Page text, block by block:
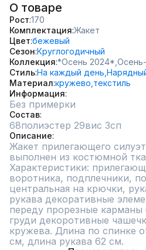
О товаре
Рост 170
Комплектация Жакет
Цвет бежевый
Сезон Круглогодичный
Коллекция *Осень 2024*,
СтильНа каждый день,
Материал кружево, текстиль
Информация
Без примерки
Состав
68полиэстер 29вис 3сп
Описание
Жакет прилегающего
выполнен из костюмной
Характеристики:
воротника, подплечники,
центральная на крючки,
рукава декоративные
переду прорезные карманы
груди декоротивные
кружева. Длина по спинке
см, длина рукава 62 см.